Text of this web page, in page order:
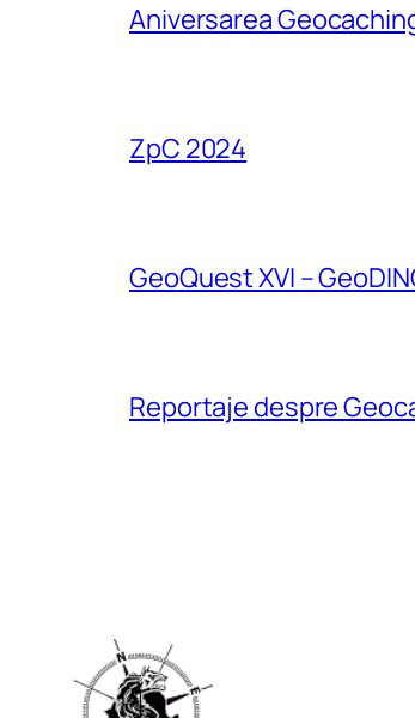
Aniversarea
ZpC 2024
GeoQuest XVI –
Reportaje despre